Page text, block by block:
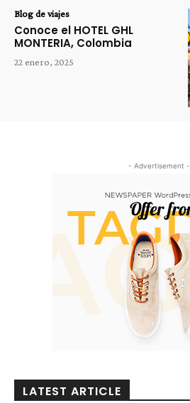
Blog de viajes
Conoce el HOTEL GHL
MONTERIA, Colombia
22 enero, 2025
- Advertisement -
LATEST ARTICLE